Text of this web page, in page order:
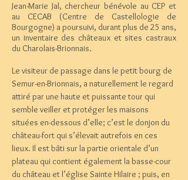
Jean-Marie Jal, chercheur bénévole au CEP et
au CECAB (Centre de Castellologie de
Bourgogne) a poursuivi, durant plus de 25 ans,
un inventaire des châteaux et sites castraux
du Charolais-Brionnais.
Le visiteur de passage dans le petit bourg de
Semur-en-Brionnais, a naturellement le regard
attiré par une haute et puissante tour qui
semble veiller et protéger les maisons
situées en-dessous d’elle; c’est le donjon du
château-fort qui s’élevait autrefois en ces
lieux. Il est bâti sur la partie orientale d’un
plateau qui contient également la basse-cour
du château et l’église Sainte Hilaire ; puis, en